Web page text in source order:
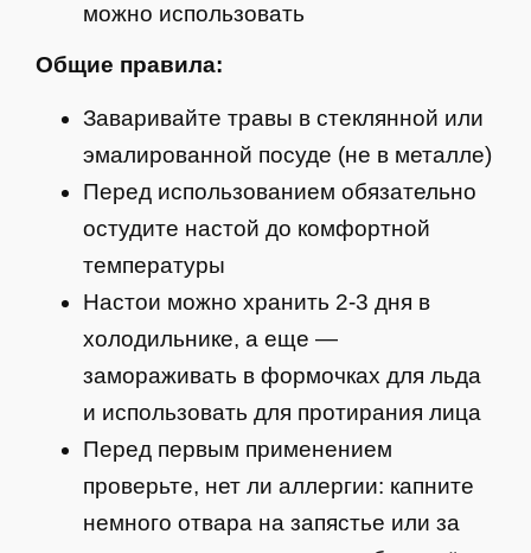
можно использовать
Общие правила:
Заваривайте травы в стеклянной или
эмалированной посуде (не в металле)
Перед использованием обязательно
остудите настой до комфортной
температуры
Настои можно хранить 2-3 дня в
холодильнике, а еще —
замораживать в формочках для льда
и использовать для протирания лица
Перед первым применением
проверьте, нет ли аллергии: капните
немного отвара на запястье или за